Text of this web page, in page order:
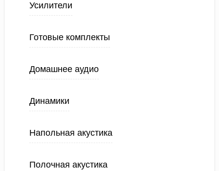
Усилители
Готовые комплекты
Домашнее аудио
Динамики
Напольная акустика
Полочная акустика